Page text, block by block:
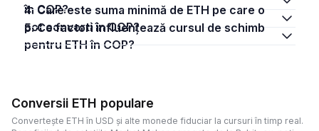
în COP?
4. Care este suma minimă de ETH pe care o
pot converti în COP?
5. Ce factori influențează cursul de schimb
pentru ETH în COP?
Conversii ETH populare
Convertește ETH în USD și alte monede fiduciar la cursuri în timp real.